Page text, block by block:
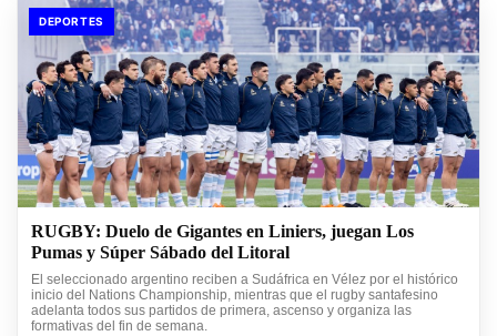
DEPORTES
RUGBY: Duelo de Gigantes en Liniers, juegan Los
Pumas y Súper Sábado del Litoral
El seleccionado argentino reciben a Sudáfrica en Vélez por el histórico
inicio del Nations Championship, mientras que el rugby santafesino
adelanta todos sus partidos de primera, ascenso y organiza las
formativas del fin de semana.